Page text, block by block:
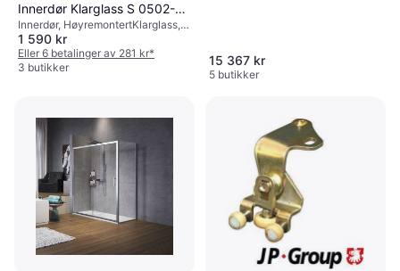
Innerdør Klarglass S 0502-Y
H (92.5x194cm)
Innerdør, HøyremontertKlarglass,
2014
1 590 kr
Eller 6 betalinger av 281 kr*
3 butikker
15 367 kr
5 butikker